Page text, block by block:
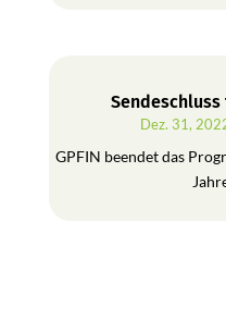
Dez. 31,
GPFIN beendet das